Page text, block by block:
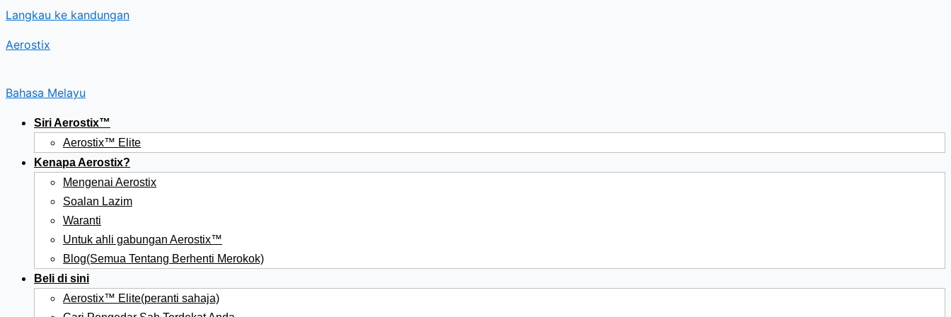
Langkau ke kandungan
Aerostix
Bahasa Melayu
Siri Aerostix™
Aerostix™ Elite
Kenapa Aerostix?
Mengenai Aerostix
Soalan Lazim
Waranti
Untuk ahli gabungan Aerostix™
Blog(Semua Tentang Berhenti Merokok)
Beli di sini
Aerostix™ Elite(peranti sahaja)